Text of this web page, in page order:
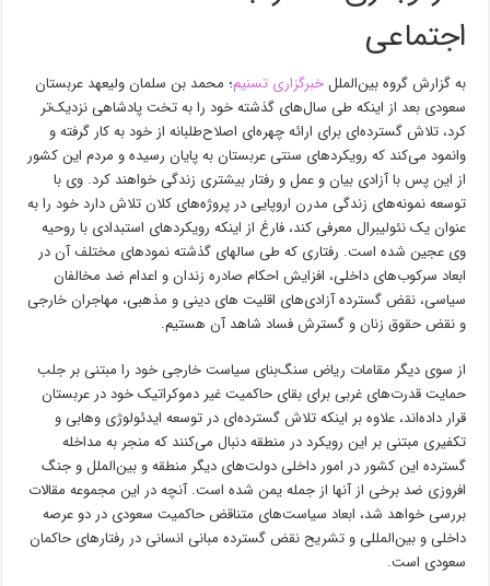
اجتماعی
به گزارش گروه بین‌المللخبرگزاری تسنیم؛ محمد بن سلمان ولیعهد عربستان
سعودی بعد از اینکه طی سال‌های گذشته خود را به تخت پادشاهی نزدیک‌تر
کرد، تلاش گسترده‌ای برای ارائه چهره‌ای اصلاح‌طلبانه از خود به کار گرفته و
وانمود می‌کند که رویکردهای سنتی عربستان به پایان رسیده و مردم این کشور
از این پس با آزادی بیان و عمل و رفتار بیشتری زندگی خواهند کرد. وی با
توسعه نمونه‌های زندگی مدرن اروپایی در پروژه‌های کلان تلاش دارد خود را به
عنوان یک نئولیبرال معرفی کند، فارغ از اینکه رویکردهای استبدادی با روحیه
وی عجین شده است. رفتاری که طی سالهای گذشته نمودهای مختلف آن در
ابعاد سرکوب‌های داخلی، افزایش احکام صادره زندان و اعدام ضد مخالفان
سیاسی، نقض گسترده آزادی‌های اقلیت های دینی و مذهبی، مهاجران خارجی
و نقض حقوق زنان و گسترش فساد شاهد آن هستیم.
از سوی دیگر مقامات ریاض سنگ‌بنای سیاست خارجی خود را مبتنی بر جلب
حمایت قدرت‌های غربی برای بقای حاکمیت غیر دموکراتیک خود در عربستان
قرار داده‌اند، علاوه بر اینکه تلاش گسترده‌ای در توسعه ایدئولوژی وهابی و
تکفیری مبتنی بر این رویکرد در منطقه دنبال می‌کنند که منجر به مداخله
گسترده این کشور در امور داخلی دولت‌های دیگر منطقه و بین‌الملل و جنگ
افروزی ضد برخی از آنها از جمله یمن شده است. آنچه در این مجموعه مقالات
بررسی خواهد شد، ابعاد سیاست‌های متناقض حاکمیت سعودی در دو عرصه
داخلی و بین‌المللی و تشریح نقض گسترده مبانی انسانی در رفتارهای حاکمان
سعودی است.